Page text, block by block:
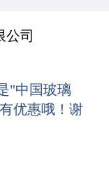
司
"中国玻璃
优惠哦！谢